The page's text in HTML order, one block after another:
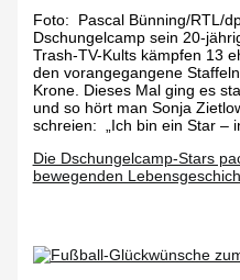
Foto: Pascal Bünning/RTL/
Dschungelcamp sein 20-
Trash-TV-Kults kämpfen 13
den vorangegangene
Krone. Dieses Mal ging es
und so hört man Sonja
schreien: „Ich bin ein Star –
Die Dschungelcamp-Stars
bewegenden